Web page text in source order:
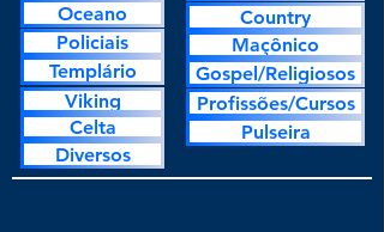
Profissões/Cursos
Oceano
Policiais
Country
Templário Gospel/Religiosos
Maçônico
Celta
Viking
Diversos
Pulseira